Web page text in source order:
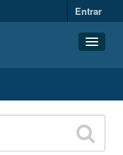
Entrar